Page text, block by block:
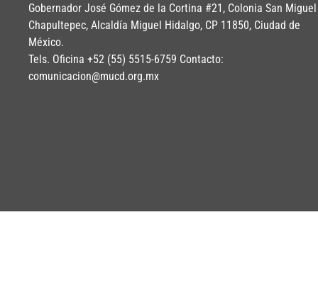
Gobernador José Gómez de la Cortina #21, Colonia San Miguel
Chapultepec, Alcaldía Miguel Hidalgo, CP 11850, Ciudad de
México.
Tels. Oficina +52 (55) 5515-6759 Contacto:
comunicacion@mucd.org.mx